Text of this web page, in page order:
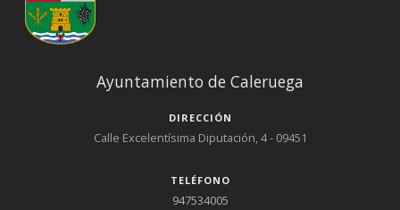
Ayuntamiento de Caleruega
DIRECCIÓN
Calle Excelentísima Diputación, 4 - 09451
TELÉFONO
947534005